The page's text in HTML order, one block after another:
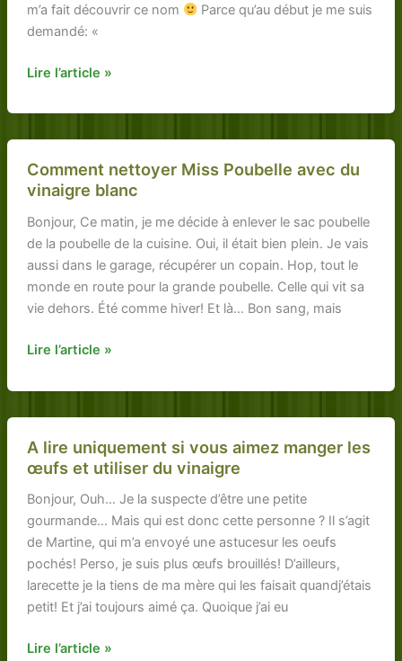
m’a fait découvrir ce nom
Parce qu’au début je me suis
demandé: «
Le
du
cidaigre…
résolu
?
Lire l’article »
Comment nettoyer Miss Poubelle avec du
vinaigre blanc
Bonjour, Ce matin, je me décide à enlever le sac poubelle
de la poubelle de la cuisine. Oui, il était bien plein. Je vais
aussi dans le garage, récupérer un copain. Hop, tout le
monde en route pour la grande poubelle. Celle qui vit sa
vie dehors. Été comme hiver! Et là… Bon sang, mais
Comment
Miss
Poubelle
du
vinaigre
blanc
Lire l’article »
A lire uniquement si vous aimez manger les
œufs et utiliser du vinaigre
Bonjour, Ouh… Je la suspecte d’être une petite
gourmande… Mais qui est donc cette personne ? Il s’agit
de Martine, qui m’a envoyé une astucesur les oeufs
pochés! Perso, je suis plus œufs brouillés! D’ailleurs,
larecette je la tiens de ma mère qui les faisait quandj’étais
petit! Et j’ai toujours aimé ça. Quoique j’ai eu
A
Lire l’article »